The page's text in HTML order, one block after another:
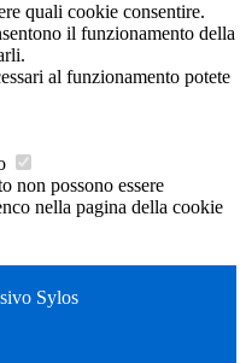
quali cookie consentire.
il funzionamento della
al funzionamento potete
non possono essere
nella pagina della cookie
Sylos